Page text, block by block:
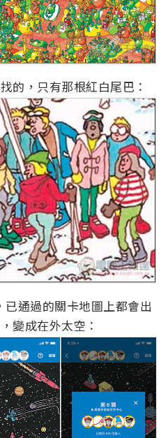
的，只有那根紅白尾巴：
通過的關卡地圖上都會出
變成在外太空：